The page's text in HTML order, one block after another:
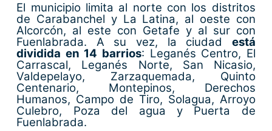
El municipio limita al norte con los distritos
de Carabanchel y La Latina, al oeste con
Alcorcón, al este con Getafe y al sur con
Fuenlabrada. A su vez, la ciudad está
dividida en 14 barrios: Leganés Centro, El
Carrascal, Leganés Norte, San Nicasio,
Valdepelayo, Zarzaquemada, Quinto
Centenario, Montepinos, Derechos
Humanos, Campo de Tiro, Solagua, Arroyo
Culebro, Poza del agua y Puerta de
Fuenlabrada.